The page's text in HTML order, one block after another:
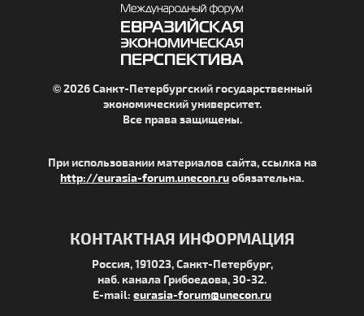
© 2026 Санкт-Петербургский государственный
экономический университет.
Все права защищены.
При использовании материалов сайта, ссылка на
http://eurasia-forum.unecon.ruобязательна.
КОНТАКТНАЯ ИНФОРМАЦИЯ
Россия, 191023, Санкт-Петербург,
наб. канала Грибоедова, 30-32.
E-mail: eurasia-forum@unecon.ru